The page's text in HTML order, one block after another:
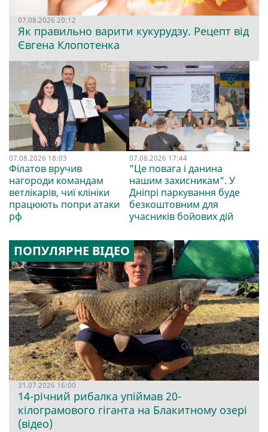
07.08.2026 20:12
Як правильно варити кукурудзу. Рецепт від
Євгена Клопотенка
07.08.2026 18:03
Філатов вручив
нагороди командам
ветлікарів, чиї клініки
працюють попри атаки
рф
07.08.2026 17:44
"Це повага і данина
нашим захисникам". У
Дніпрі паркування буде
безкоштовним для
учасників бойових дій
ПОПУЛЯРНЕ ВІДЕО
31.07.2026 16:00
14-річний рибалка упіймав 20-
кілограмового гіганта на Блакитному озері
(відео)